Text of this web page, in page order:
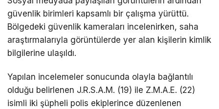
güvenlik birimleri kapsamlı bir çalışma yürüttü.
Bölgedeki güvenlik kameraları incelenirken, saha
araştırmalarıyla görüntülerde yer alan kişilerin kimlik
bilgilerine ulaşıldı.
Yapılan incelemeler sonucunda olayla bağlantılı
olduğu belirlenen J.R.S.A.M. (19) ile Z.M.A.E. (22)
isimli iki şüpheli polis ekiplerince düzenlenen